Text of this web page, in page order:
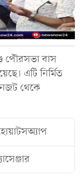
পৌরসভা বাস
এটি নির্মিত
থেকে